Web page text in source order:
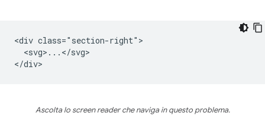
<div class="section-right">
  <svg>...</svg>
Ascolta lo screen reader che naviga in questo problema.